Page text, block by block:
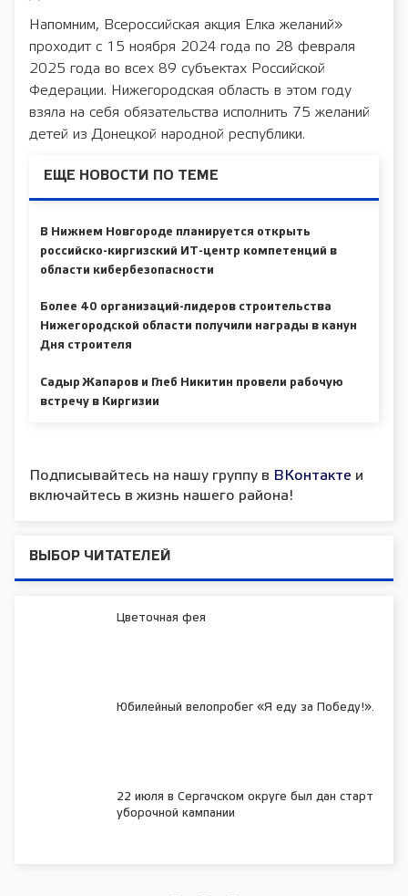
Напомним, Всероссийская акция Елка желаний»
проходит с 15 ноября 2024 года по 28 февраля
2025 года во всех 89 субъектах Российской
Федерации. Нижегородская область в этом году
взяла на себя обязательства исполнить 75 желаний
детей из Донецкой народной республики.
ЕЩЕ НОВОСТИ ПО ТЕМЕ
В Нижнем Новгороде планируется открыть
российско-киргизский ИТ-центр компетенций в
области кибербезопасности
Более 40 организаций-лидеров строительства
Нижегородской области получили награды в канун
Дня строителя
Садыр Жапаров и Глеб Никитин провели рабочую
встречу в Киргизии
Подписывайтесь на нашу группу в ВКонтакте и
включайтесь в жизнь нашего района!
ВЫБОР ЧИТАТЕЛЕЙ
Цветочная фея
Юбилейный велопробег «Я еду за Победу!».
22 июля в Сергачском округе был дан старт
уборочной кампании